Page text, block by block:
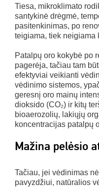
Tiesa, mikroklimato
santykinė drėgmė,
pasitenkinimas, po
teigiama, tiek neigiama
Patalpų oro kokybė po
pagerėja, tačiau tam
efektyviai veikianti
vėdinimo sistemos,
geresnį oro mainų
dioksido (CO₂) ir kitų
bioaerozolių, lakiųjų
koncentracijas patalpų
Mažina pelėsio
Tačiau, jei vėdinimas
pavyzdžiui, natūralios